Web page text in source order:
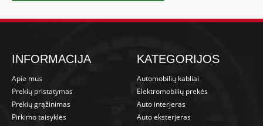
INFORMACIJA
Apie mus
Prekių pristatymas
Prekių grąžinimas
Pirkimo taisyklės
KATEGORIJOS
Automobilių kabliai
Elektromobilių prekės
Auto interjeras
Auto eksterjeras